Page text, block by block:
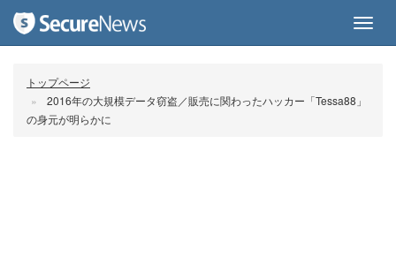
トップページ
2016年の大規模データ窃盗／販売に関わったハッカー「Tessa88」
の身元が明らかに